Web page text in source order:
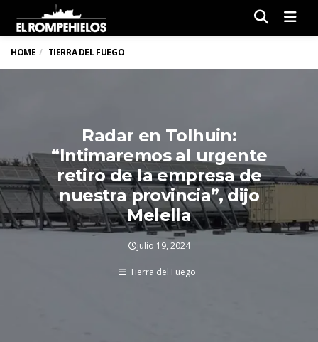
HOME TIERRA DEL FUEGO
Radar en Tolhuin:
“Intimaremos al urgente
retiro de la empresa de
nuestra provincia”, dijo
Melella
julio 19, 2024
Tierra del Fuego